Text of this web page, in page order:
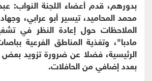
بدورهم، قدم أعضاء اللجنة النواب:
محمد المحاميد، تيسير أبو عرابي،
الملاحظات حول إعادة النظر في
مادبا"، وتغذية المناطق الفرعية
الرئيسية، فضلا عن ضرورة تزويد بعض
بعدد إضافي من الحافلات.